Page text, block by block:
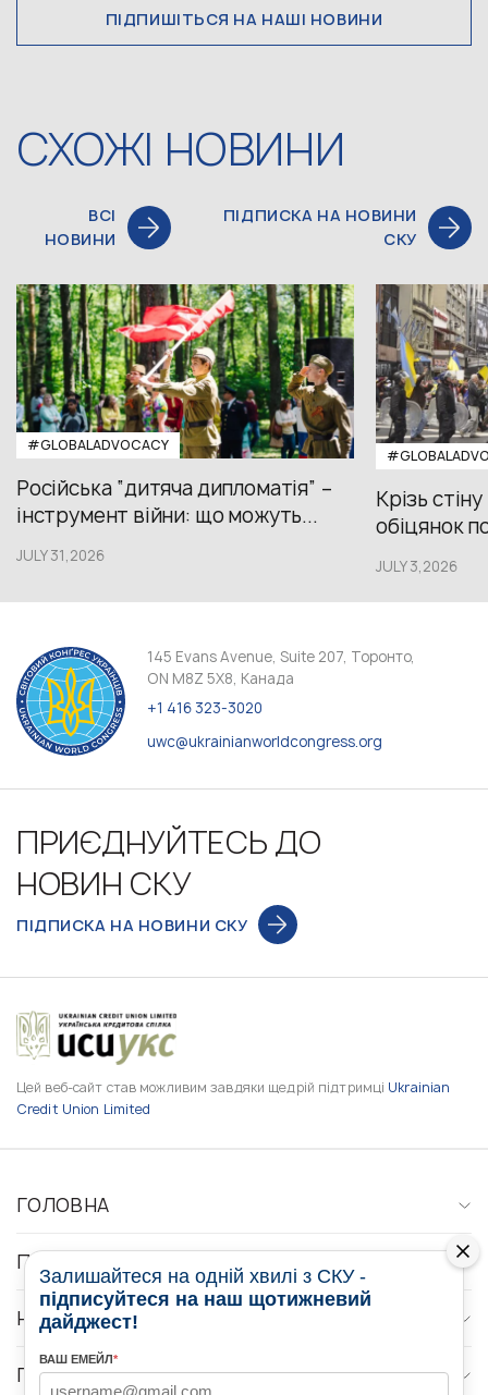
ПІДПИШІТЬСЯ НА НАШІ НОВИНИ
СХОЖІ НОВИНИ
ВСІ
НОВИНИ
ПІДПИСКА НА НОВИНИ
СКУ
#GLOBALADVOCACY
Російська “дитяча дипломатія” –
інструмент війни: що можуть...
JULY 31,2026
Крізь
обіцянок
JULY 3,2026
145 Evans Avenue, Suite 207, Торонто,
ON M8Z 5X8, Канада
+1 416 323-3020
uwc@ukrainianworldcongress.org
ПРИЄДНУЙТЕСЬ ДО
НОВИН СКУ
ПІДПИСКА НА НОВИНИ СКУ
Цей веб-сайт став можливим завдяки щедрій підтримці Ukrainian
Credit Union Limited
ГОЛОВНА
ПРО НАС
НОВИНИ
ПРОГРАМИ
Залишайтеся на одній хвилі з СКУ -
підписуйтеся на наш щотижневий
дайджест!
ВАШ ЕМЕЙЛ*